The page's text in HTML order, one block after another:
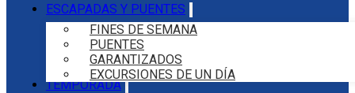
ESCAPADAS Y PUENTES
FINES DE SEMANA
PUENTES
GARANTIZADOS
EXCURSIONES DE UN DÍA
TEMPORADA